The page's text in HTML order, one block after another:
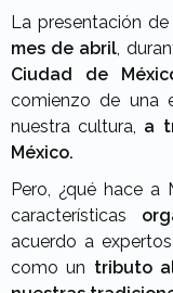
La presentación de
mes de abril ,
Ciudad de
comienzo de una
nuestra cultura,
a
México.
Pero, ¿qué hace a
características
acuerdo a
como un tributo